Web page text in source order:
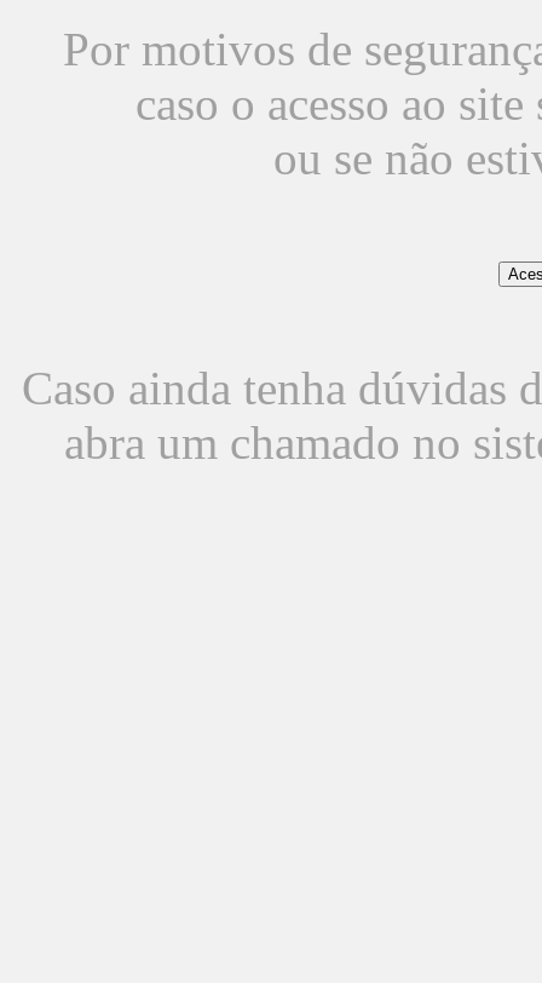
Por motivos de
caso o acesso ao
ou se não
Caso ainda tenha dúvidas
abra um chamado no